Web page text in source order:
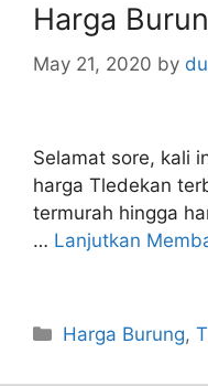
Harga
May 21, 2020 by
Selamat sore, kali
harga Tledekan
termurah hingga
… Lanjutkan
Categories
Harga Burung,